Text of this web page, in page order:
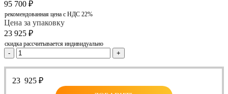
95 700 ₽
рекомендованная цена с НДС 22%
Цена за упаковку
23 925 ₽
скидка рассчитывается индивидуально
- +
23 925 ₽